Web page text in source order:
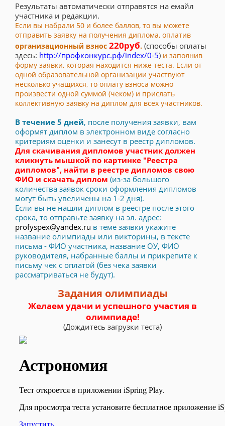
Результаты автоматически отправятся на емайл
участника и редакции.
Если вы набрали 50 и более баллов, то вы можете
отправить заявку на получения диплома, оплатив
организационный взнос 220руб. (способы оплаты
здесь: http://профконкурс.рф/index/0-5) и заполнив
форму заявки, которая находится ниже теста. Если от
одной образовательной организации участвуют
несколько учащихся, то оплату взноса можно
произвести одной суммой (чеком) и прислать
коллективную заявку на диплом для всех участников.
В течение 5 дней, после получения заявки, вам
оформят диплом в электронном виде согласно
критериям оценки и занесут в реестр дипломов.
Для скачивания дипломов участник должен
кликнуть мышкой по картинке "Реестра
дипломов", найти в реестре дипломов свою
ФИО и скачать диплом (из-за большого
количества заявок сроки оформления дипломов
могут быть увеличены на 1-2 дня).
Если вы не нашли диплом в реестре после этого
срока, то отправьте заявку на эл. адрес:
profyspex@yandex.ru в теме заявки укажите
название олимпиады или викторины, в тексте
письма - ФИО участника, название ОУ, ФИО
руководителя, набранные баллы и прикрепите к
письму чек с оплатой (без чека заявки
рассматриваться не будут).
Задания олимпиады
Желаем удачи и успешного участия в
олимпиаде!
(Дождитесь загрузки теста)